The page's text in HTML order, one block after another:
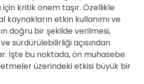
için kritik önem taşır. Özellikle
kaynakların etkin kullanımı ve
doğru bir şekilde verilmesi,
sürdürülebilirliği açısından
İşte bu noktada, ön muhasebe
üzerindeki etkisi büyük bir